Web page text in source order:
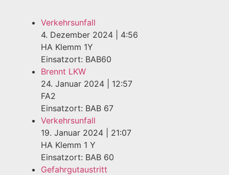
Verkehrsunfall
4. Dezember 2024
4:56
HA Klemm 1Y
Einsatzort: BAB60
Brennt LKW
24. Januar 2024
12:57
FA2
Einsatzort: BAB 67
Verkehrsunfall
19. Januar 2024
21:07
HA Klemm 1 Y
Einsatzort: BAB 60
Gefahrgutaustritt